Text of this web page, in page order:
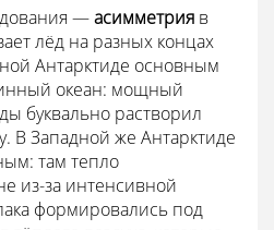
—асимметрия в
лёд на разных концах
Антарктиде основным
океан: мощный
буквально растворил
В Западной же Антарктиде
там тепло
из-за интенсивной
формировались под